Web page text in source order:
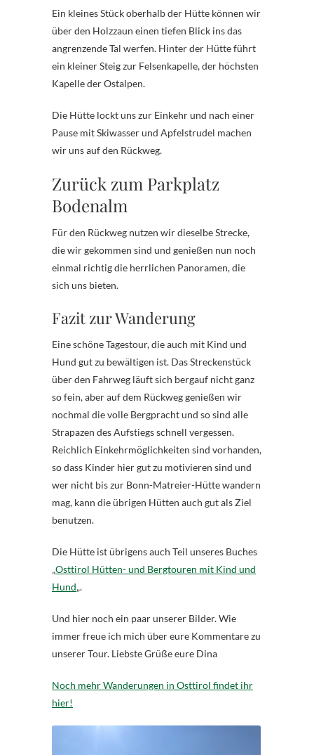
Ein kleines Stück oberhalb der Hütte können wir
über den Holzzaun einen tiefen Blick ins das
angrenzende Tal werfen. Hinter der Hütte führt
ein kleiner Steig zur Felsenkapelle, der höchsten
Kapelle der Ostalpen.
Die Hütte lockt uns zur Einkehr und nach einer
Pause mit Skiwasser und Apfelstrudel machen
wir uns auf den Rückweg.
Zurück zum Parkplatz
Bodenalm
Für den Rückweg nutzen wir dieselbe Strecke,
die wir gekommen sind und genießen nun noch
einmal richtig die herrlichen Panoramen, die
sich uns bieten.
Fazit zur Wanderung
Eine schöne Tagestour, die auch mit Kind und
Hund gut zu bewältigen ist. Das Streckenstück
über den Fahrweg läuft sich bergauf nicht ganz
so fein, aber auf dem Rückweg genießen wir
nochmal die volle Bergpracht und so sind alle
Strapazen des Aufstiegs schnell vergessen.
Reichlich Einkehrmöglichkeiten sind vorhanden,
so dass Kinder hier gut zu motivieren sind und
wer nicht bis zur Bonn-Matreier-Hütte wandern
mag, kann die übrigen Hütten auch gut als Ziel
benutzen.
Die Hütte ist übrigens auch Teil unseres Buches
„Osttirol Hütten- und Bergtouren mit Kind und
Hund„.
Und hier noch ein paar unserer Bilder. Wie
immer freue ich mich über eure Kommentare zu
unserer Tour. Liebste Grüße eure Dina
Noch mehr Wanderungen in Osttirol findet ihr
hier!